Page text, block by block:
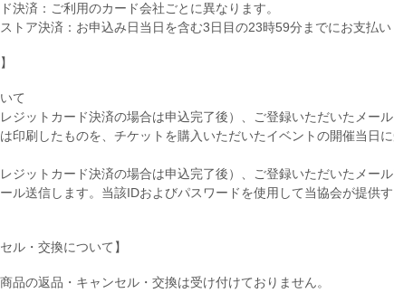
決済：ご利用のカード会社ごとに異なります。
トア決済：お申込み日当日を含む3日目の23時59分までにお支払い
て
ジットカード決済の場合は申込完了後）、ご登録いただいたメー
印刷したものを、チケットを購入いただいたイベントの開催当日
ジットカード決済の場合は申込完了後）、ご登録いただいたメー
ル送信します。当該IDおよびパスワードを使用して当協会が提供
ル・交換について】
品の返品・キャンセル・交換は受け付けておりません。